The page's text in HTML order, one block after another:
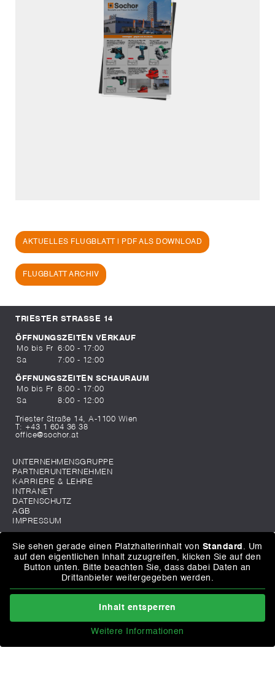
AKTUELLES FLUGBLATT | PDF ALS DOWNLOAD
FLUGBLATT ARCHIV
TRIESTER STRASSE 14
ÖFFNUNGSZEITEN VERKAUF
Mo bis Fr
6:00 - 17:00
Sa
7:00 - 12:00
ÖFFNUNGSZEITEN SCHAURAUM
Mo bis Fr
8:00 - 17:00
Sa
8:00 - 12:00
Triester Straße 14, A-1100 Wien
T: +43 1 604 36 38
office@sochor.at
UNTERNEHMENSGRUPPE
PARTNERUNTERNEHMEN
KARRIERE & LEHRE
INTRANET
DATENSCHUTZ
AGB
IMPRESSUM
Sie sehen gerade einen Platzhalterinhalt von Standard
. Um
auf den eigentlichen Inhalt zuzugreifen, klicken Sie auf den
Button unten. Bitte beachten Sie, dass dabei Daten an
Drittanbieter weitergegeben werden.
Inhalt entsperren
Weitere Informationen